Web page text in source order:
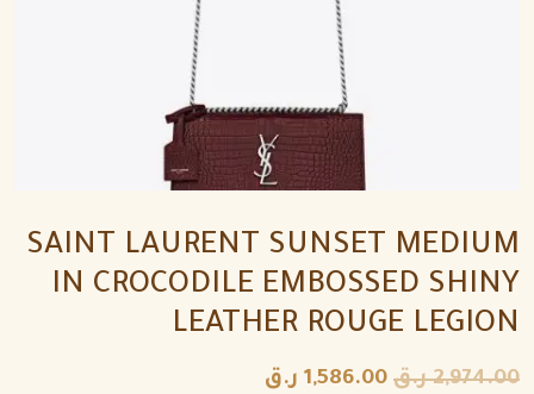
SAINT LAURENT SUNSET MEDIUM
IN CROCODILE EMBOSSED SHINY
LEATHER ROUGE LEGION
2,974.00 ر.ق 1,586.00 ر.ق